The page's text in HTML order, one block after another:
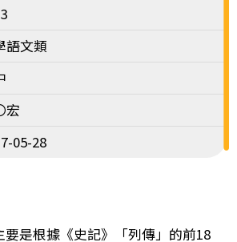
語文類
宏
05-28
要是根據《史記》「列傳」的前18